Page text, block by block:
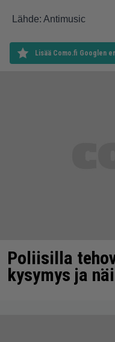
Lähde: Antimusic
Lisää Como.fi Googlen
Poliisilla
kysymys ja